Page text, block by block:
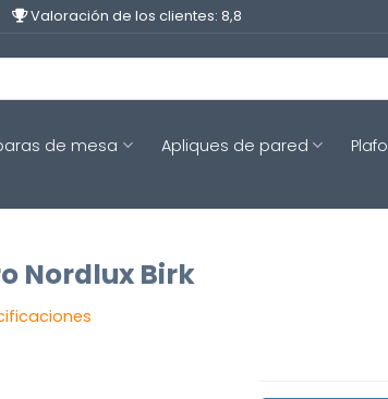
Valoración de los clientes: 8,8
de mesa Apliques de pared
Nordlux Birk